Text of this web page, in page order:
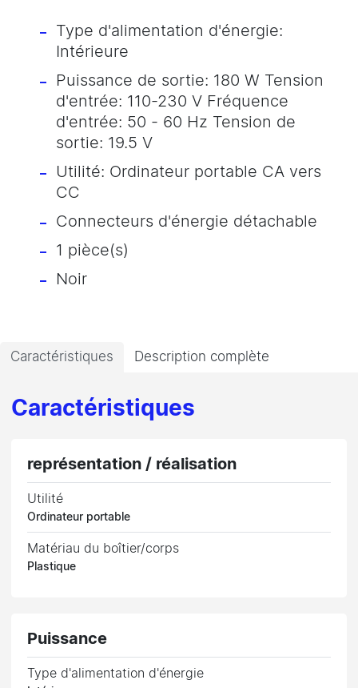
Type d'alimentation d'énergie:
Intérieure
Puissance de sortie: 180 W Tension
d'entrée: 110-230 V Fréquence
d'entrée: 50 - 60 Hz Tension de
sortie: 19.5 V
Utilité: Ordinateur portable CA vers
CC
Connecteurs d'énergie détachable
1 pièce(s)
Noir
Caractéristiques Description complète
Caractéristiques
représentation / réalisation
Utilité
Ordinateur portable
Matériau du boîtier/corps
Plastique
Puissance
Type d'alimentation d'énergie